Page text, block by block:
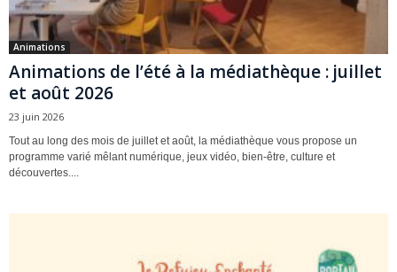
Animations
Animations de l’été à la médiathèque : juillet
et août 2026
23 juin 2026
Tout au long des mois de juillet et août, la médiathèque vous propose un
programme varié mêlant numérique, jeux vidéo, bien-être, culture et
découvertes....